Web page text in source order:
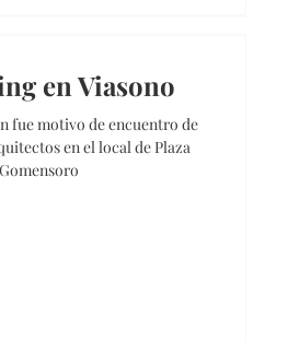
en Viasono
fue motivo de encuentro de
en el local de Plaza
Gomensoro